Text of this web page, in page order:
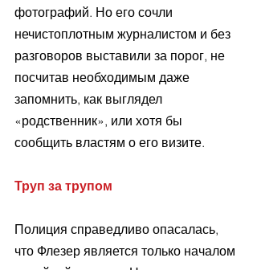
фотографий. Но его сочли
нечистоплотным журналистом и без
разговоров выставили за порог, не
посчитав необходимым даже
запомнить, как выглядел
«родственник», или хотя бы
сообщить властям о его визите.
Труп за трупом
Полиция справедливо опасалась,
что Флезер является только началом